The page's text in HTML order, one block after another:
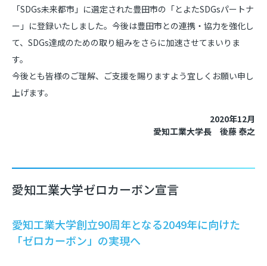
「SDGs未来都市」に選定された豊田市の「とよたSDGsパートナ
ー」に登録いたしました。今後は豊田市との連携・協力を強化し
て、SDGs達成のための取り組みをさらに加速させてまいりま
す。
今後とも皆様のご理解、ご支援を賜りますよう宜しくお願い申し
上げます。
2020年12月
愛知工業大学長 後藤 泰之
愛知工業大学ゼロカーボン宣言
愛知工業大学創立90周年となる2049年に向けた
「ゼロカーボン」の実現へ